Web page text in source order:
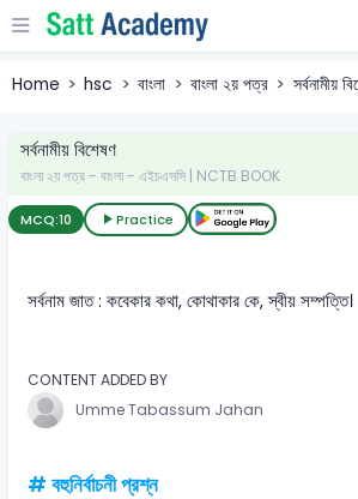
Home hsc বাংলা বাংলা ২য় পত্র সর্বনামীয়
সর্বনামীয় বিশেষণ
বাংলা ২য় পত্র - বাংলা - এইচএসসি | NCTB BOOK
MCQ:10 Practice
সর্বনাম জাত : কবেকার কথা, কোথাকার কে, স্বীয় সম্পত্তি।
CONTENT ADDED BY
Umme Tabassum Jahan
# বহুনির্বাচনী প্রশ্ন